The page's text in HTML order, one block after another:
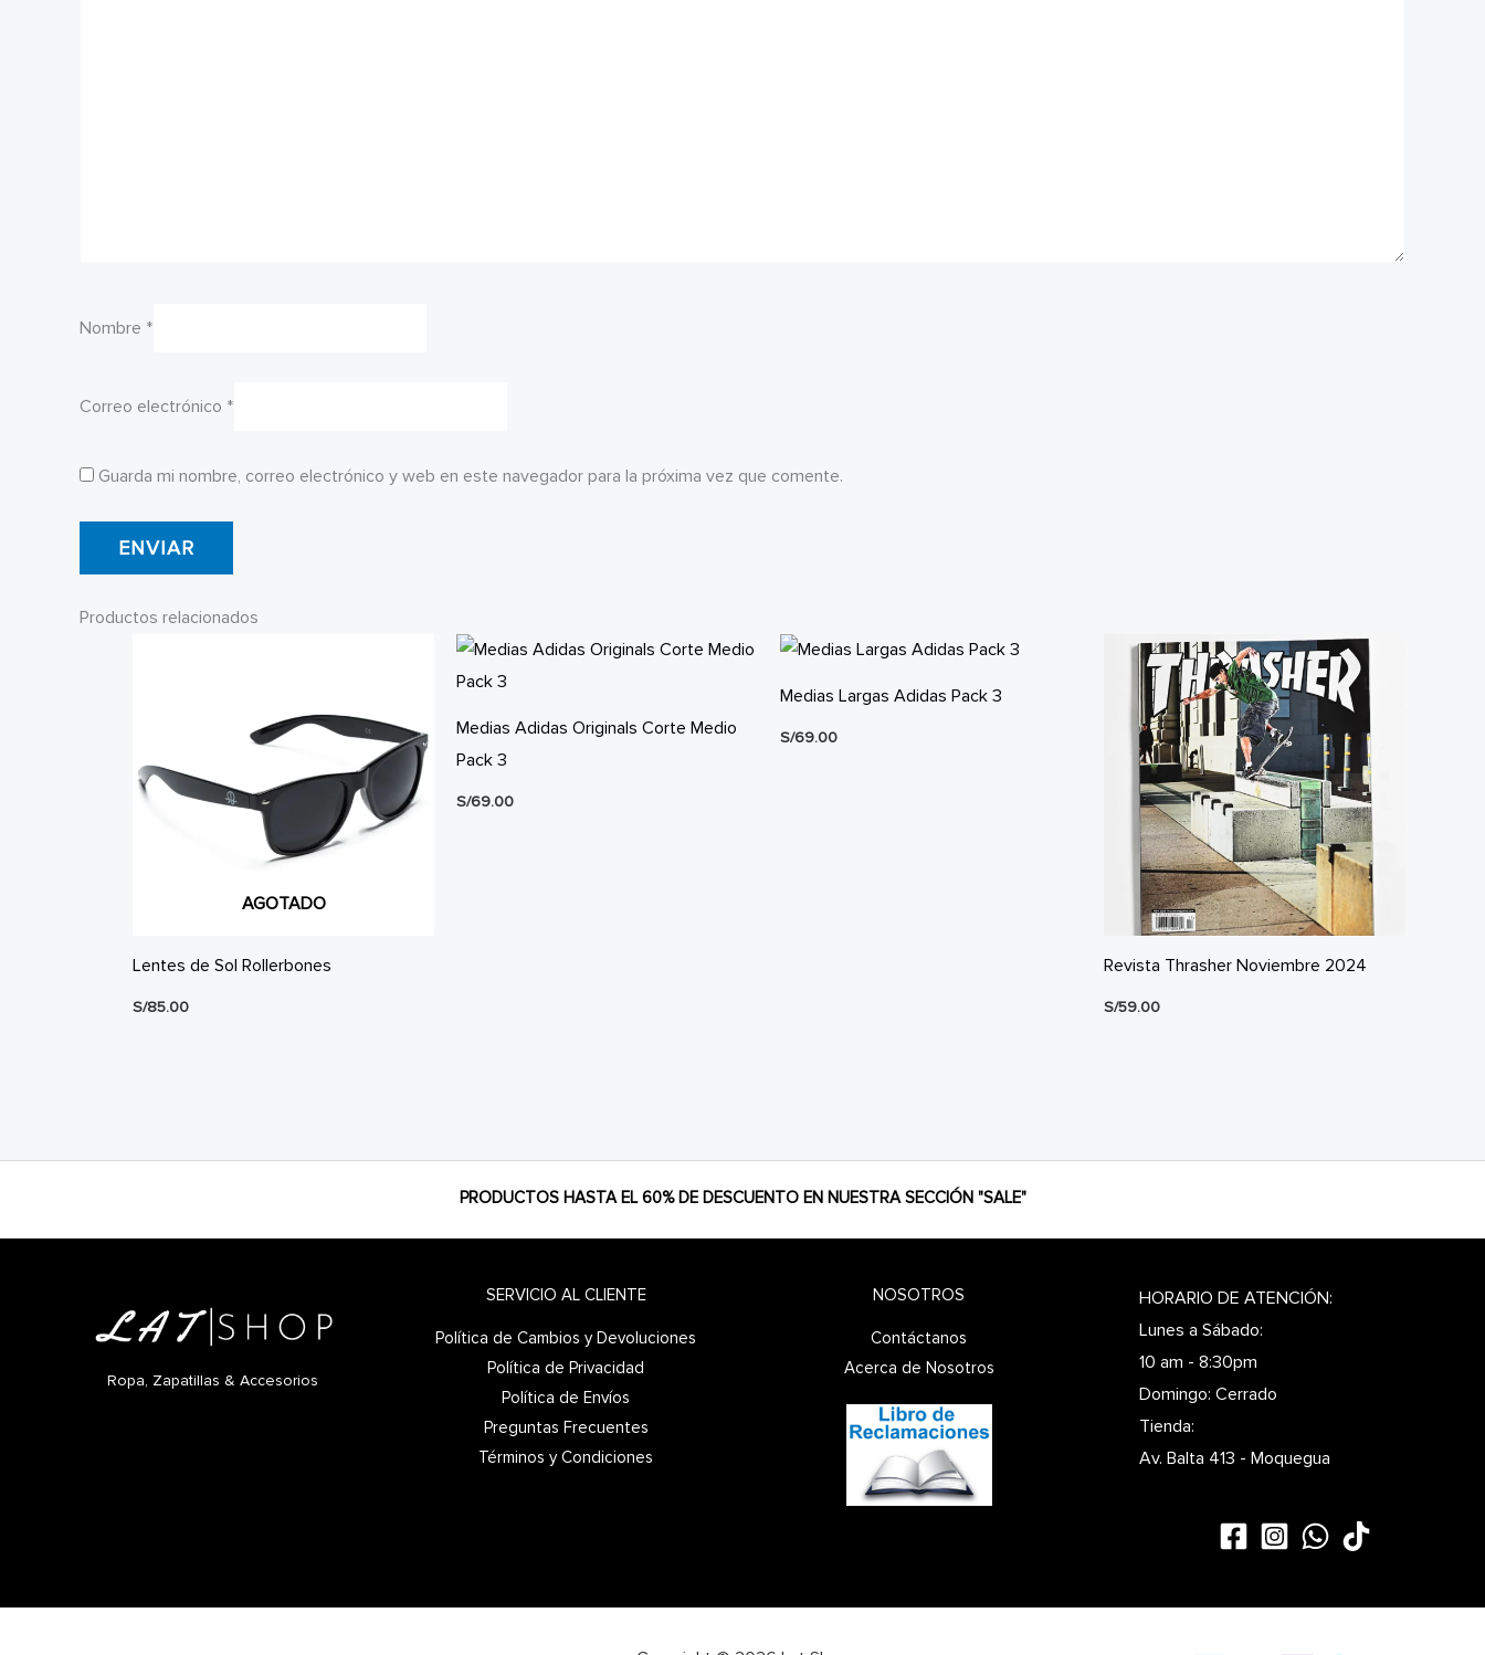
Nombre *
Correo electrónico *
Guarda mi nombre, correo electrónico y web en este navegador para la próxima vez que comente.
Productos relacionados
AGOTADO
Lentes de Sol Rollerbones
S/85.00
Medias Adidas Originals Corte Medio
Pack 3
S/69.00
Medias Largas Adidas Pack 3
S/69.00
Revista Thrasher Noviembre 2024
S/59.00
PRODUCTOS HASTA EL 60% DE DESCUENTO EN NUESTRA SECCIÓN "SALE"
Ropa, Zapatillas & Accesorios
SERVICIO AL CLIENTE
Política de Cambios y Devoluciones
Política de Privacidad
Política de Envíos
Preguntas Frecuentes
Términos y Condiciones
NOSOTROS
Contáctanos
Acerca de Nosotros
HORARIO DE ATENCIÓN:
Lunes a Sábado:
10 am - 8:30pm
Domingo: Cerrado
Tienda:
Av. Balta 413 - Moquegua